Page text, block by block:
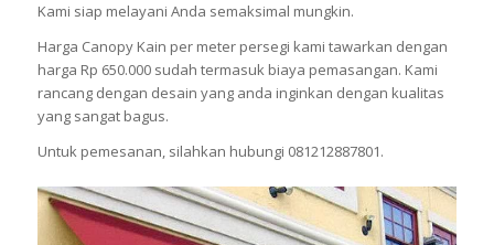
Kami siap melayani Anda semaksimal mungkin.
Harga Canopy Kain per meter persegi kami tawarkan dengan
harga Rp 650.000 sudah termasuk biaya pemasangan. Kami
rancang dengan desain yang anda inginkan dengan kualitas
yang sangat bagus.
Untuk pemesanan, silahkan hubungi 081212887801.